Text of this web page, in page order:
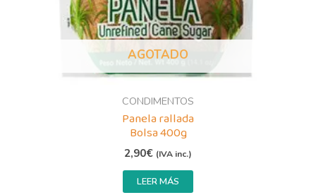
AGOTADO
CONDIMENTOS
Panela rallada
Bolsa 400g
2,90€ (IVA inc.)
LEER MÁS